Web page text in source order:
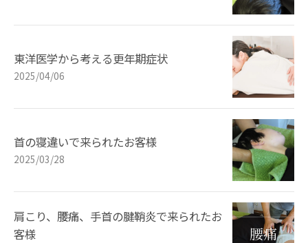
東洋医学から考える更年期症状
2025/04/06
首の寝違いで来られたお客様
2025/03/28
肩こり、腰痛、手首の腱鞘炎で来られたお
客様